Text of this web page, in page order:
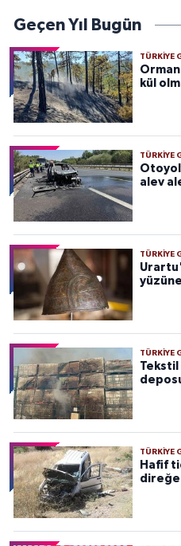
Geçen Yıl Bugün
TÜRKIYE
Orman
kül
TÜRKIYE
alev
TÜRKIYE
yüzüne
TÜRKIYE
Tekstil
TÜRKIYE
Hafif
direğe